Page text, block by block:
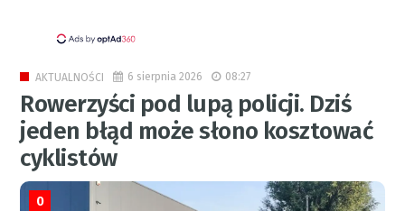
AKTUALNOŚCI 6 sierpnia 2026 08:27
Rowerzyści pod lupą policji. Dziś
jeden błąd może słono kosztować
cyklistów
0